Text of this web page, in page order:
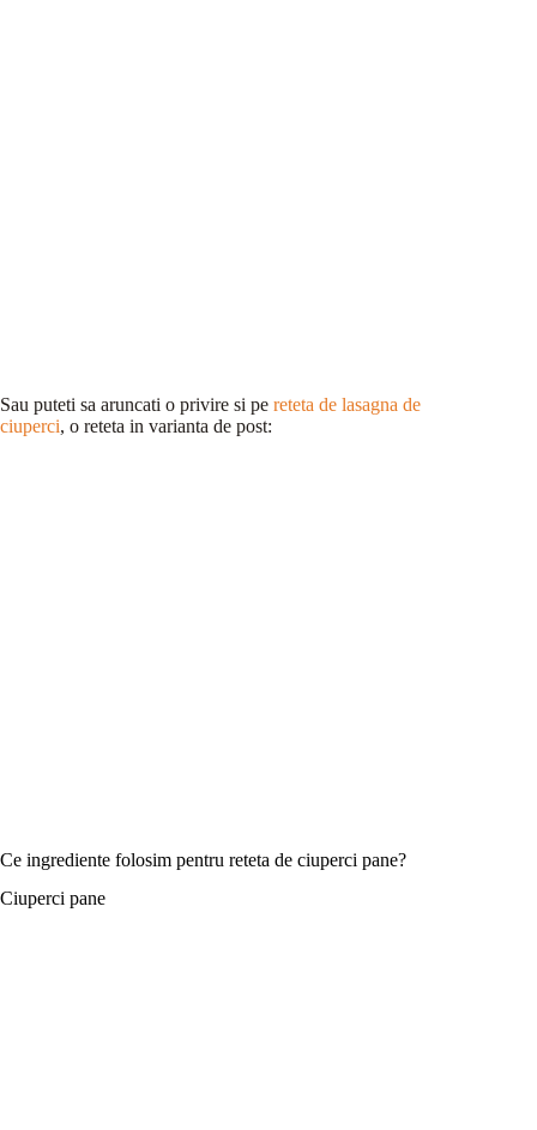
Sau puteti sa aruncati o privire si pe reteta de lasagna de
ciuperci, o reteta in varianta de post:
Ce ingrediente folosim pentru reteta de ciuperci pane?
Ciuperci pane